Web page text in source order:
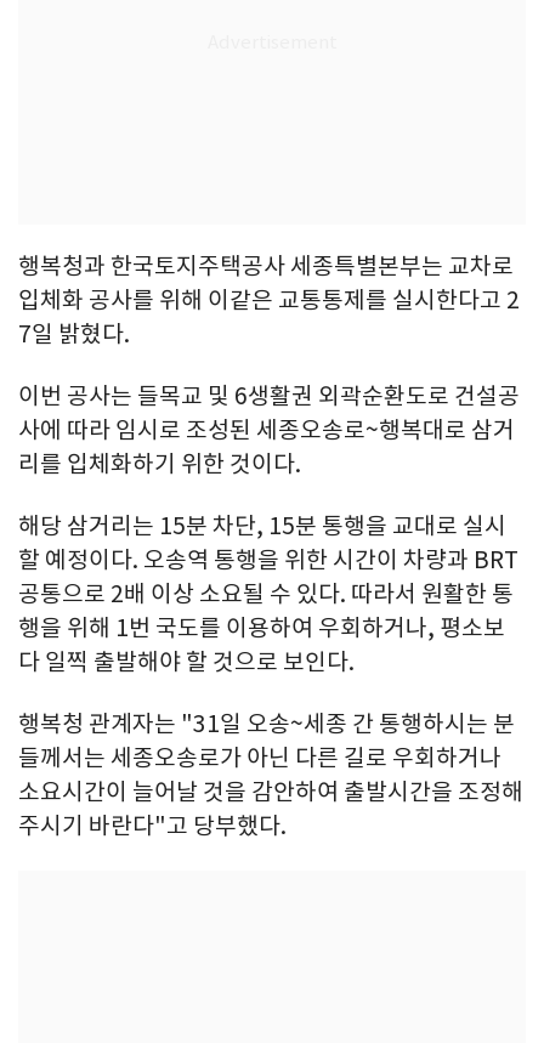
행복청과 한국토지주택공사 세종특별본부는 교차로
입체화 공사를 위해 이같은 교통통제를 실시한다고 2
7일 밝혔다.
이번 공사는 들목교 및 6생활권 외곽순환도로 건설공
사에 따라 임시로 조성된 세종오송로~행복대로 삼거
리를 입체화하기 위한 것이다.
해당 삼거리는 15분 차단, 15분 통행을 교대로 실시
할 예정이다. 오송역 통행을 위한 시간이 차량과 BRT
공통으로 2배 이상 소요될 수 있다. 따라서 원활한 통
행을 위해 1번 국도를 이용하여 우회하거나, 평소보
다 일찍 출발해야 할 것으로 보인다.
행복청 관계자는 "31일 오송~세종 간 통행하시는 분
들께서는 세종오송로가 아닌 다른 길로 우회하거나
소요시간이 늘어날 것을 감안하여 출발시간을 조정해
주시기 바란다"고 당부했다.